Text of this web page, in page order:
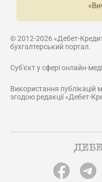
© 2012-2026 «Дебет-
бухгалтерський портал.
Суб'єкт у сфері онлайн-
Використання
згодою редакції «Дебет-